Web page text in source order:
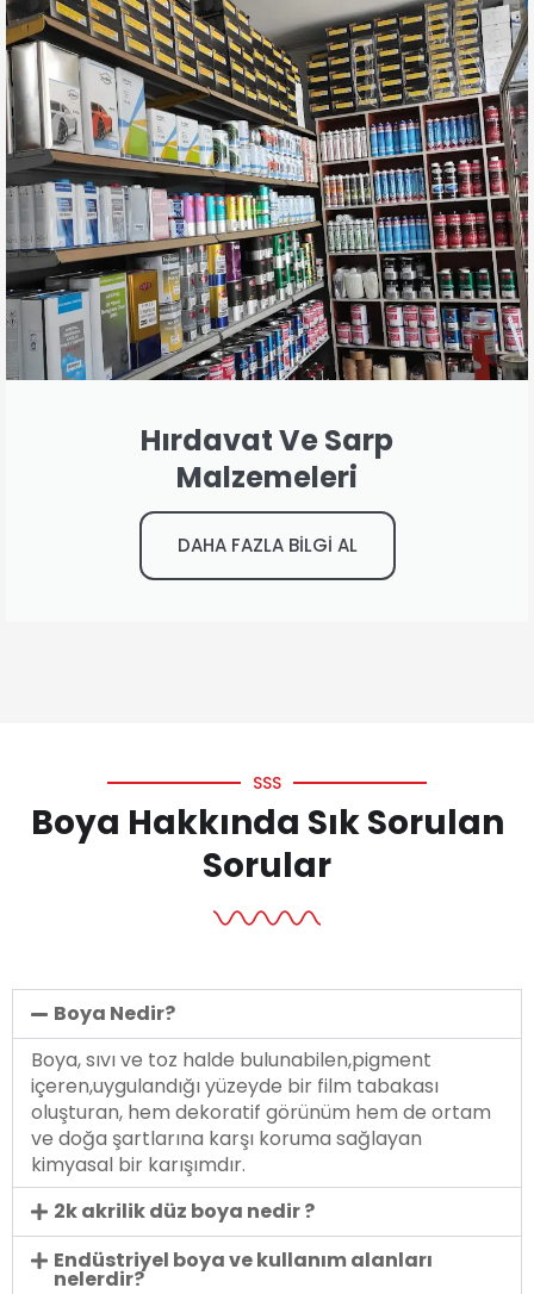
Hırdavat Ve Sarp
Malzemeleri
DAHA FAZLA BİLGİ AL
SSS
Boya Hakkında Sık Sorulan
Sorular
Boya Nedir?
Boya, sıvı ve toz halde bulunabilen,pigment
içeren,uygulandığı yüzeyde bir film tabakası
oluşturan, hem dekoratif görünüm hem de ortam
ve doğa şartlarına karşı koruma sağlayan
kimyasal bir karışımdır.
2k akrilik düz boya nedir ?
Endüstriyel boya ve kullanım alanları
nelerdir?